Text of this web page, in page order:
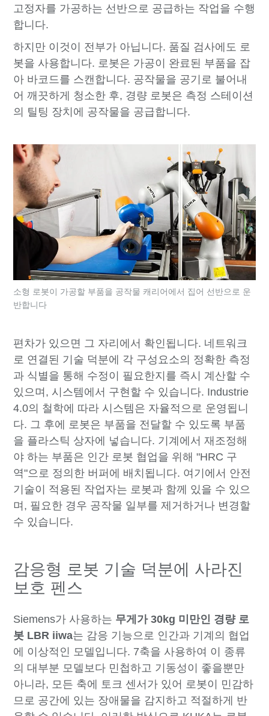
고정자를 가공하는 선반으로 공급하는 작업을 수행
합니다.
하지만 이것이 전부가 아닙니다. 품질 검사에도 로
봇을 사용합니다. 로봇은 가공이 완료된 부품을 잡
아 바코드를 스캔합니다. 공작물을 공기로 불어내
어 깨끗하게 청소한 후, 경량 로봇은 측정 스테이션
의 틸팅 장치에 공작물을 공급합니다.
소형 로봇이 가공할 부품을 공작물 캐리어에서 집어 선반으로 운
반합니다
편차가 있으면 그 자리에서 확인됩니다. 네트워크
로 연결된 기술 덕분에 각 구성요소의 정확한 측정
과 식별을 통해 수정이 필요한지를 즉시 계산할 수
있으며, 시스템에서 구현할 수 있습니다. Industrie
4.0의 철학에 따라 시스템은 자율적으로 운영됩니
다. 그 후에 로봇은 부품을 전달할 수 있도록 부품
을 플라스틱 상자에 넣습니다. 기계에서 재조정해
야 하는 부품은 인간 로봇 협업을 위해 "HRC 구
역"으로 정의한 버퍼에 배치됩니다. 여기에서 안전
기술이 적용된 작업자는 로봇과 함께 있을 수 있으
며, 필요한 경우 공작물 일부를 제거하거나 변경할
수 있습니다.
감응형 로봇 기술 덕분에 사라진
보호 펜스
Siemens가 사용하는 무게가 30kg 미만인 경량 로
봇 LBR iiwa는 감응 기능으로 인간과 기계의 협업
에 이상적인 모델입니다. 7축을 사용하여 이 종류
의 대부분 모델보다 민첩하고 기동성이 좋을뿐만
아니라, 모든 축에 토크 센서가 있어 로봇이 민감하
므로 공간에 있는 장애물을 감지하고 적절하게 반